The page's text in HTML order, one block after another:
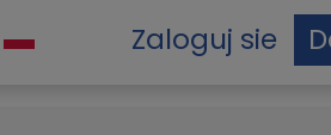
Zaloguj sie